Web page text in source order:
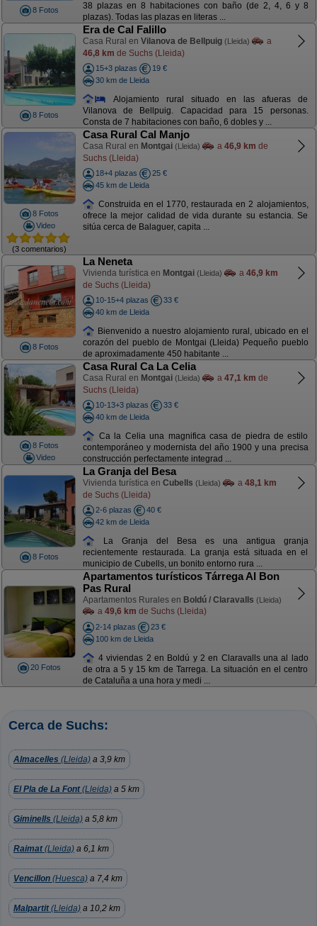
8 Fotos
38 plazas en 8 habitaciones con baño (de 2, 4, 6 y 8
plazas). Todas las plazas en literas ...
8 Fotos
Era de Cal Falillo
Casa Rural en Vilanova de Bellpuig (Lleida)
a
46,8 km de Suchs (Lleida)
15+3 plazas
19 €
30 km de Lleida
Alojamiento rural situado en las afueras de
Vilanova de Bellpuig. Capacidad para 15 personas.
Consta de 7 habitaciones con baño, 6 dobles y ...
8 Fotos
Video
(3 comentarios)
Casa Rural Cal Manjo
Casa Rural en Montgai (Lleida) a 46,9 km de
Suchs (Lleida)
18+4 plazas
25 €
45 km de Lleida
Construida en el 1770, restaurada en 2 alojamientos,
ofrece la mejor calidad de vida durante su estancia. Se
sitúa cerca de Balaguer, capita ...
8 Fotos
La Neneta
Vivienda turística en Montgai (Lleida) a 46,9 km
de Suchs (Lleida)
10-15+4 plazas
33 €
40 km de Lleida
Bienvenido a nuestro alojamiento rural, ubicado en el
corazón del pueblo de Montgai (Lleida) Pequeño pueblo
de aproximadamente 450 habitante ...
8 Fotos
Video
Casa Rural Ca La Celia
Casa Rural en Montgai (Lleida) a 47,1 km de
Suchs (Lleida)
10-13+3 plazas
33 €
40 km de Lleida
Ca la Celia una magnifica casa de piedra de estilo
contemporáneo y modernista del año 1900 y una precisa
construcción perfectamente integrad ...
8 Fotos
La Granja del Besa
Vivienda turística en Cubells (Lleida) a 48,1 km
de Suchs (Lleida)
2-6 plazas
40 €
42 km de Lleida
La Granja del Besa es una antigua granja
recientemente restaurada. La granja está situada en el
municipio de Cubells, un bonito entorno rura ...
20 Fotos
Apartamentos turísticos Tárrega Al Bon
Pas Rural
Apartamentos Rurales en Boldú / Claravalls (Lleida)
a 49,6 km de Suchs (Lleida)
2-14 plazas
23 €
100 km de Lleida
4 viviendas 2 en Boldú y 2 en Claravalls una al lado
de otra a 5 y 15 km de Tarrega. La situación en el centro
de Cataluña a una hora y medi ...
Cerca de Suchs:
Almacelles (Lleida) a 3,9 km
El Pla de La Font(Lleida) a 5 km
Giminells (Lleida) a 5,8 km
Raimat(Lleida) a 6,1 km
Vencillon (Huesca) a 7,4 km
Malpartit(Lleida) a 10,2 km